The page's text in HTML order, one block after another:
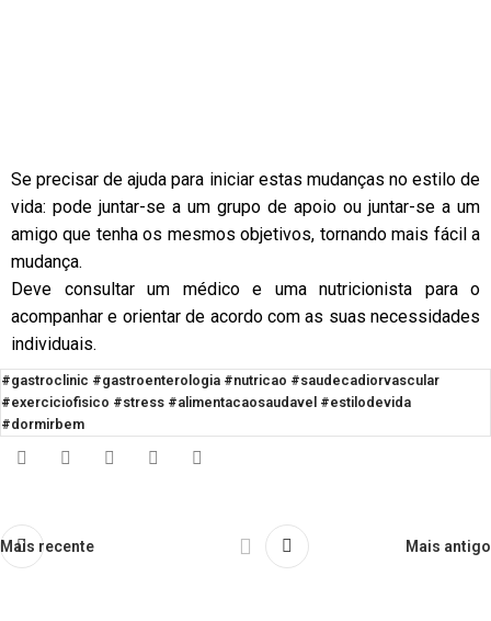
Se precisar de ajuda para iniciar estas mudanças no estilo de
vida: pode juntar-se a um grupo de apoio ou juntar-se a um
amigo que tenha os mesmos objetivos, tornando mais fácil a
mudança.
Deve consultar um médico e uma nutricionista para o
acompanhar e orientar de acordo com as suas necessidades
individuais.
#gastroclinic #gastroenterologia #nutricao #saudecadiorvascular
#exerciciofisico #stress #alimentacaosaudavel #estilodevida
#dormirbem
Mais recente Mais antigo